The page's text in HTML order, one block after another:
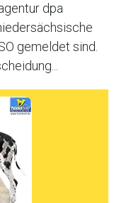
dpa
gemeldet sind.